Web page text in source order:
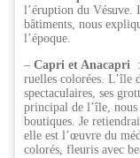
l’éruption du Vésuve.
bâtiments, nous
l’époque.
– Capri et Anacapri:
ruelles colorées. L’île
spectaculaires, ses
principal de l’île, nous
boutiques. Je
elle est l’œuvre du
colorés, fleuris avec